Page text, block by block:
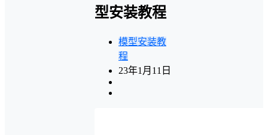
型安装教程
模型安装教
程
23年1月11日